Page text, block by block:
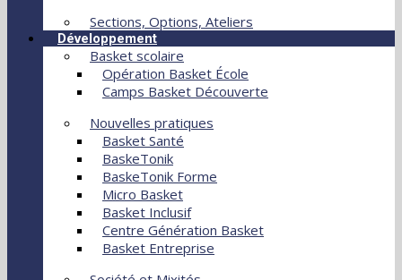
Sections, Options, Ateliers
Développement
Basket scolaire
Opération Basket École
Camps Basket Découverte
Nouvelles pratiques
Basket Santé
BaskeTonik
BaskeTonik Forme
Micro Basket
Basket Inclusif
Centre Génération Basket
Basket Entreprise